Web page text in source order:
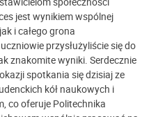
jest wynikiem wspólnej
i całego grona
przysłużyliście się do
znakomite wyniki. Serdecznie
spotkania się dzisiaj ze
kół naukowych i
co oferuje Politechnika